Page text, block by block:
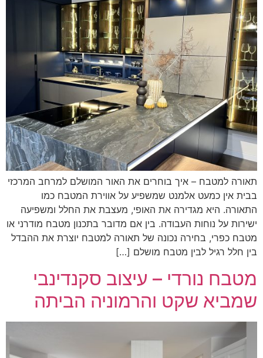
תאורה למטבח – איך בוחרים את האור המושלם למרחב המרכזי
בבית אין כמעט אלמנט שמשפיע על אווירת המטבח כמו
התאורה. היא מגדירה את האופי, מעצבת את החלל ומשפיעה
ישירות על נוחות העבודה. בין אם מדובר בתכנון מטבח מודרני או
מטבח כפרי, בחירה נכונה של תאורה למטבח יוצרת את ההבדל
בין חלל רגיל לבין מטבח מושלם […]
מטבח נורדי – עיצוב סקנדינבי
שמביא שקט והרמוניה הביתה